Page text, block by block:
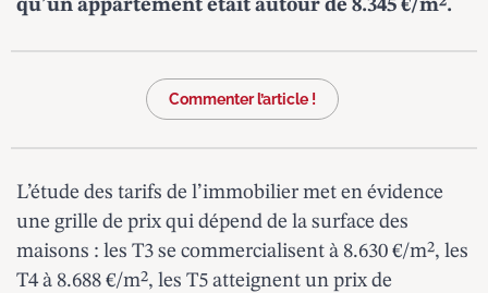
qu’un appartement était autour de 8.345 €/m².
Commenter l’article !
L’étude des tarifs de l’immobilier met en évidence
une grille de prix qui dépend de la surface des
maisons : les T3 se commercialisent à 8.630 €/m², les
T4 à 8.688 €/m², les T5 atteignent un prix de